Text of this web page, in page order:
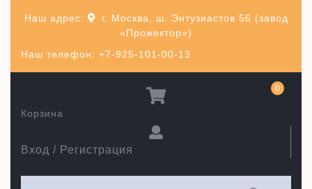
Наш телефон: +7-925-101-00-13
Наш адрес:
г. Москва, ш. Энтузиастов 56 (завод
«Прожектор»)
Вход / Регистрация
Корзина
0